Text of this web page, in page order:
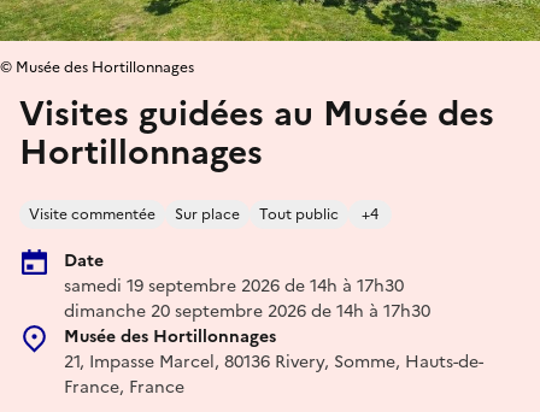
Visites guidées au Musée des
Hortillonnages
Visite commentée Sur place Tout public +4
Date
samedi 19 septembre 2026 de 14h à 17h30
dimanche 20 septembre 2026 de 14h à 17h30
Musée des Hortillonnages
21, Impasse Marcel, 80136 Rivery, Somme, Hauts-de-
France, France
© Musée des Hortillonnages